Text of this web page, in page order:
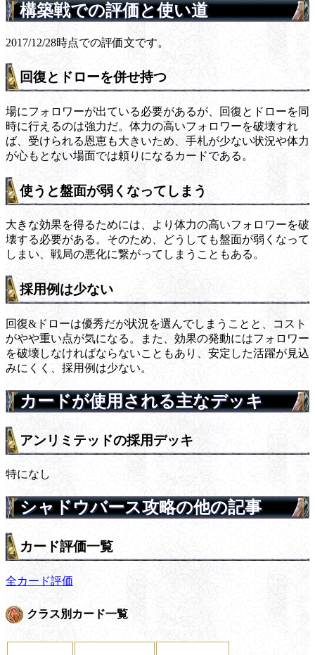
構築戦での評価と使い道
2017/12/28時点での評価文です。
回復とドローを併せ持つ
場にフォロワーが出ている必要があるが、回復とドローを同
時に行えるのは強力だ。体力の高いフォロワーを破壊すれ
ば、受けられる恩恵も大きいため、手札が少ない状況や体力
が心もとない場面では頼りになるカードである。
使うと盤面が弱くなってしまう
大きな効果を得るためには、より体力の高いフォロワーを破
壊する必要がある。そのため、どうしても盤面が弱くなって
しまい、戦局の悪化に繋がってしまうこともある。
採用例は少ない
回復&ドローは優秀だが状況を選んでしまうことと、コスト
がやや重い点が気になる。また、効果の発動にはフォロワー
を破壊しなければならないこともあり、安定した活躍が見込
みにくく、採用例は少ない。
カードが使用される主なデッキ
アンリミテッドの採用デッキ
特になし
シャドウバース攻略の他の記事
カード評価一覧
全カード評価
クラス別カード一覧